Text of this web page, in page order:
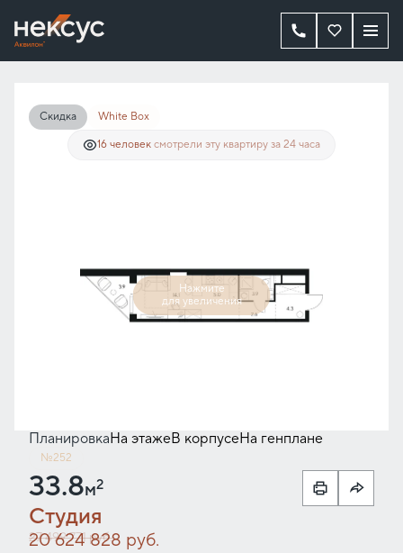
Студия33.8 м
20 624 828 руб.
Ипотека от 151 852 руб./мес.
Скидка White Box
16 человек смотрели эту квартиру за 24 часа
Нажмите
для увеличения
ПланировкаНа этажеВ корпусеНа генплане
№252
33.8м2
Студия
27 499 771 руб.
20 624 828 руб.